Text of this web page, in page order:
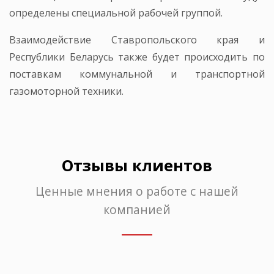
определены специальной рабочей группой.
Взаимодействие Ставропольского края и
Республики Беларусь также будет происходить по
поставкам коммунальной и транспортной
газомоторной техники.
Отзывы клиентов
Ценные мнения о работе с нашей
компанией